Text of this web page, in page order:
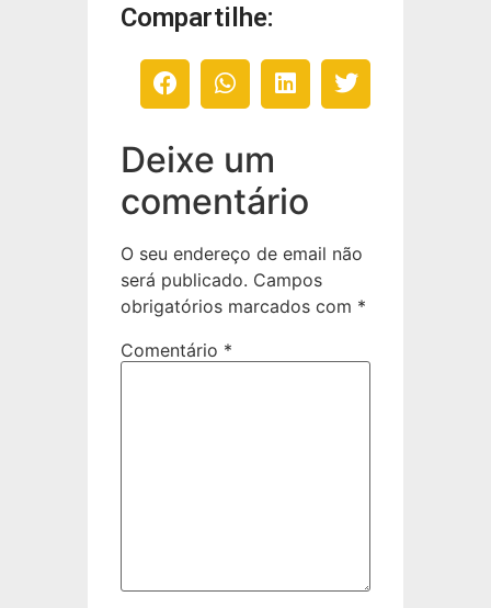
Compartilhe:
Deixe um
comentário
O seu endereço de email não
será publicado. Campos
obrigatórios marcados com *
Comentário *